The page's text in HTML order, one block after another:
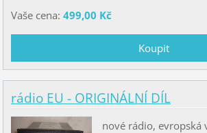
Vaše cena: 499,00 Kč
rádio EU - ORIGINÁLNÍ DÍL
nové rádio, evropská